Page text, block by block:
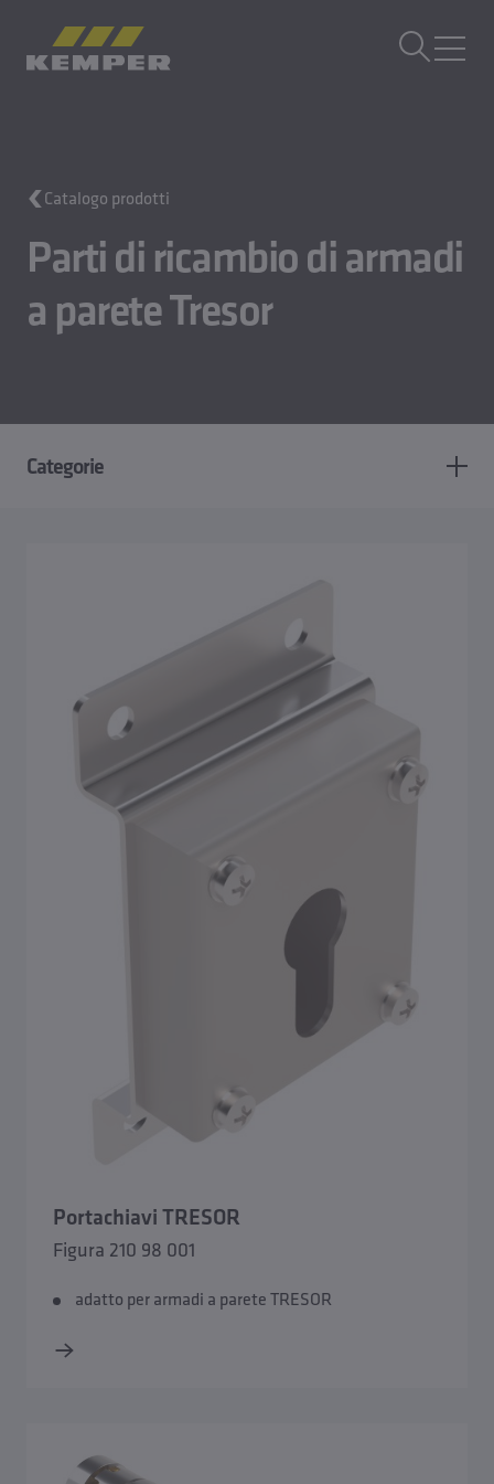
Tecnologia di fusione
Prodotti di laminazione
Azienda
Lavora con noi
IT| CH Selettore di lingua
Catalogo prodotti
Parti di ricambio di armadi
a parete Tresor
Categorie
Portachiavi TRESOR
Figura 210 98 001
adatto per armadi a parete TRESOR